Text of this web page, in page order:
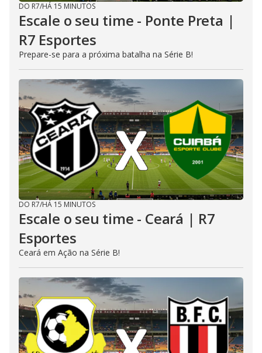
DO R7/HÁ 15 MINUTOS
Escale o seu time - Ponte Preta |
R7 Esportes
Prepare-se para a próxima batalha na Série B!
DO R7/HÁ 15 MINUTOS
Escale o seu time - Ceará | R7
Esportes
Ceará em Ação na Série B!